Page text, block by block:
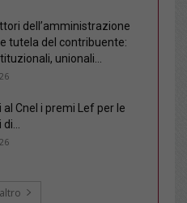
dell’amministrazione
tutela del contribuente:
unionali...
al Cnel i premi Lef per le